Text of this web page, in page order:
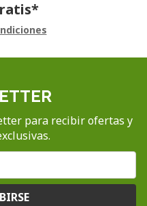
para recibir ofertas y